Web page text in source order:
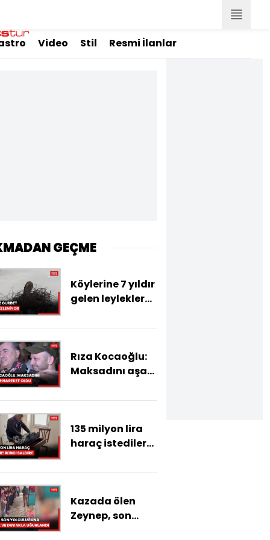
Video Stil Resmi İlanlar
GEÇME
Köylerine 7 yıldır
gelen leylekler
kamerayla takip
Rıza Kocaoğlu:
Maksadını aşan
135 milyon lira
haraç istediler!
Kazada ölen
Zeynep, son